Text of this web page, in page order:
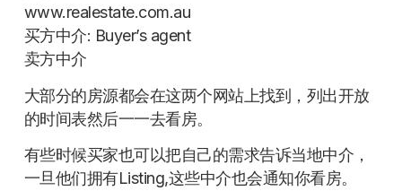
www.realestate.com.au
买方中介: Buyer’s agent
卖方中介
大部分的房源都会在这两个网站上找到，列出开放
的时间表然后一一去看房。
有些时候买家也可以把自己的需求告诉当地中介，
一旦他们拥有Listing,这些中介也会通知你看房。